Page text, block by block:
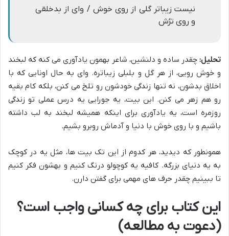
نیست زیباتر گلی از روی خوش / وای از بدخلقی
و روی ترُش
تحلیل: چقدر ساده و دلنشین، شاعر بهمون یادآوری می کنه که لبخند
و خوش رویی، از هر گل و بلبلی زیباتره. وای به حال اونایی که با
اخلاق بدشون، نه تنها زندگی خودشون رو تلخ می کنن، بلکه کام بقیه
رو هم زهر می کنن. این بیت، یه جورایی یه درس عملی تو زندگی
روزمره است، یه یادآوری برای اینکه همیشه لبخند به لب داشته
باشیم و با روی خوش با دنیا و آدماش روبرو بشیم.
همونطور که دیدید، هر کدوم از این تک بیت ها، مثل یه در کوچک
به یه دنیای بزرگه. کافیه یه کوچولو درنگ کنیم و بهشون فکر کنیم
تا ببینیم چقدر حرف های مهمی برای گفتن دارن.
این کتاب برای چه کسانی واجب است؟
(دعوت به مطالعه)